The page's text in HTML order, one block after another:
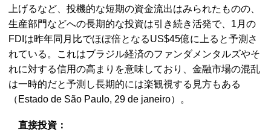
上げるなど、投機的な短期の資金流出はみられたものの、
生産部門などへの長期的な投資は引き続き活発で、1月の
FDIは昨年同月比でほぼ倍となるUS$45億に上ると予測さ
れている。これはブラジル経済のファンダメンタルズやそ
れに対する信用の高まりを意味しており、金融市場の混乱
は一時的だと予測し長期的には楽観視する見方もある
（Estado de São Paulo, 29 de janeiro）。
直接投資：